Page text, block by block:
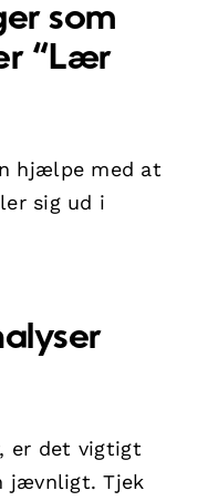
som
“Lær
hjælpe med at
sig ud i
er det vigtigt
jævnligt. Tjek